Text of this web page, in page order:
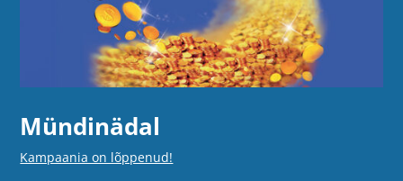
Mündinädal
Kampaania on lõppenud!